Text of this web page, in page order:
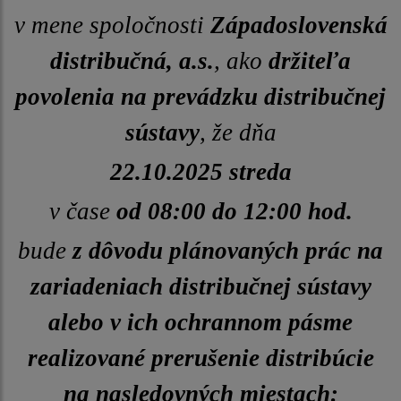
v mene spoločnosti Západoslovenská
distribučná, a.s., ako držiteľa
povolenia na prevádzku distribučnej
sústavy, že dňa
22.10.2025 streda
v časeod 08:00 do 12:00 hod.
bude z dôvodu plánovaných prác na
zariadeniach distribučnej sústavy
alebo v ich ochrannom pásme
realizované prerušenie distribúcie
na nasledovných miestach: